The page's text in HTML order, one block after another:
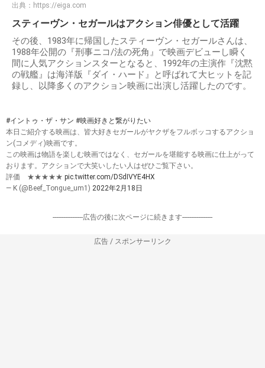
出典： https://eiga.com
スティーヴン・セガールはアクション俳優として活躍
その後、1983年に帰国したスティーヴン・セガールさんは、
1988年公開の『刑事ニコ/法の死角』で映画デビューし瞬く
間に人気アクションスターとなると、1992年の主演作『沈黙
の戦艦』は海洋版『ダイ・ハード』と呼ばれて大ヒットを記
録し、以降多くのアクション映画に出演し活躍したのです。
#イントゥ・ザ・サン #映画好きと繋がりたい
本日ご紹介する映画は、皆大好きセガールがヤクザをフルボッコするアクショ
ン(コメディ)映画です。
この映画は物語を楽しむ映画ではなく、セガールを堪能する映画に仕上がって
おります。アクションで大笑いしたい人はぜひご覧下さい。
評価 ★★★★★ pic.twitter.com/DSdIVYE4HX
— K (@Beef_Tongue_um1) 2022年2月18日
-----------------広告の後に次ページに続きます-----------------
広告 / スポンサーリンク